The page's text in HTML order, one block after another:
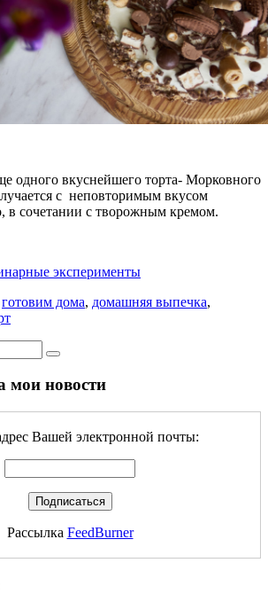
одного вкуснейшего торта- Морковного
с неповторимым вкусом
в сочетании с творожным кремом.
эксперименты
готовим дома, домашняя выпечка,
мои новости
Вашей электронной почты:
Рассылка FeedBurner